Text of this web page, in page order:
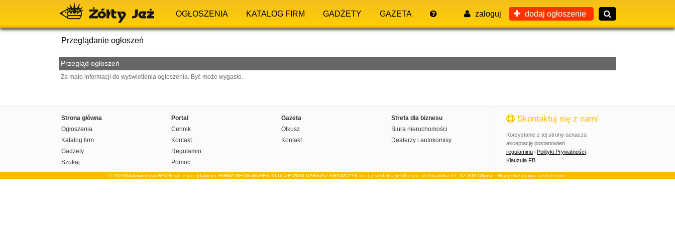
OGŁOSZENIA KATALOG FIRM GADŻETY GAZETA zaloguj dodaj ogłoszenie
Przeglądanie ogłoszeń
Przegląd ogłoszeń
Za mało informacji do wyświetlenia ogłoszenia. Być może wygasło.
Strona główna
Ogłoszenia
Katalog firm
Gadżety
Szukaj
Portal
Cennik
Kontakt
Regulamin
Pomoc
Gazeta
Olkusz
Kontakt
Strefa dla biznesu
Biura nieruchomości
Dealerzy i autokomisy
Skontaktuj się z nami
Korzystanie z tej strony oznacza
akceptację postanowień
regulaminu i Polityki Prywatności
Klauzula FB
© 2026Wydawnictwo NEON sp. z o.o. (dawniej: FIRMA NEON MAREK KLUCZEWSKI DARIUSZ KRAWCZYK s.c.) z siedzibą w Olkuszu, ul.Żuradzka 15, 32-300 Olkusz . Wszystkie prawa zastrzeżone.